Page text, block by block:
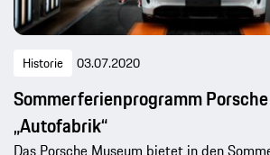
Historie 03.07.2020
Sommerferienprogramm
„Autofabrik“